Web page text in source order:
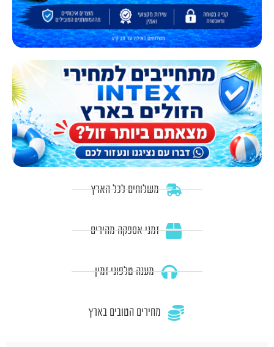
משלוחים לכל הארץ
זמני אספקה מהירים
מענה טלפוני זמין
מחירים הטובים בארץ